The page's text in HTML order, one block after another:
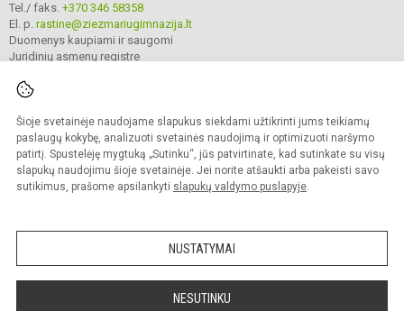
Šioje svetainėje naudojame slapukus siekdami užtikrinti jums teikiamų
paslaugų kokybę, analizuoti svetainės naudojimą ir optimizuoti naršymo
patirtį. Spustelėję mygtuką „Sutinku“, jūs patvirtinate, kad sutinkate su visų
slapukų naudojimu šioje svetainėje. Jei norite atšaukti arba pakeisti savo
sutikimus, prašome apsilankyti slapukų valdymo puslapyje.
NUSTATYMAI
NESUTINKU
Tel./ faks. +370 346 58358
El. p. rastine@ziezmariugimnazija.lt
Duomenys kaupiami ir saugomi
Juridinių asmenų registre
© 2025. Kaišiadorių r. Žiežmarių gimnazija. Visos teisės saugomos.
Kopijuoti turinį be raštiško įstaigos administracijos sutikimo griežtai draudžiama.
Prieinamumo paraiška Slapukų valdymas